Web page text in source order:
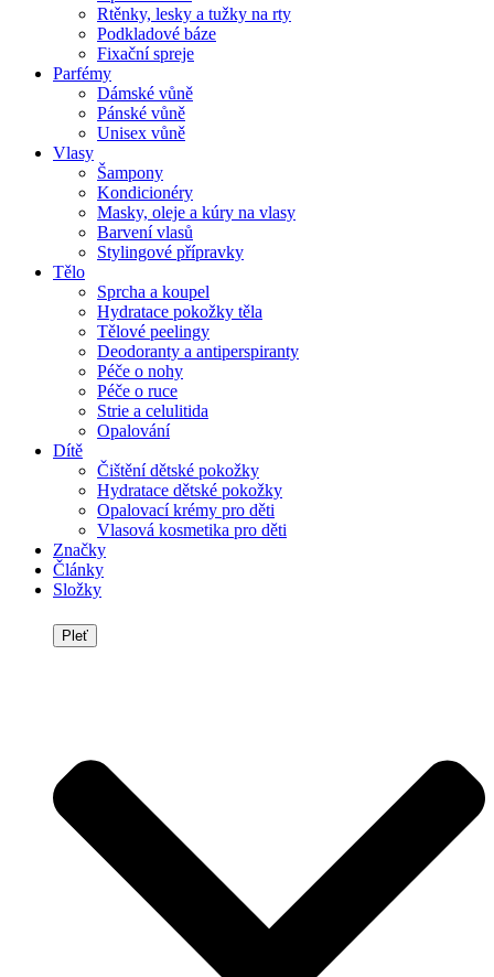
Rtěnky, lesky a tužky na rty
Podkladové báze
Fixační spreje
Parfémy
Dámské vůně
Pánské vůně
Unisex vůně
Vlasy
Šampony
Kondicionéry
Masky, oleje a kúry na vlasy
Barvení vlasů
Stylingové přípravky
Tělo
Sprcha a koupel
Hydratace pokožky těla
Tělové peelingy
Deodoranty a antiperspiranty
Péče o nohy
Péče o ruce
Strie a celulitida
Opalování
Dítě
Čištění dětské pokožky
Hydratace dětské pokožky
Opalovací krémy pro děti
Vlasová kosmetika pro děti
Značky
Články
Složky
Pleť